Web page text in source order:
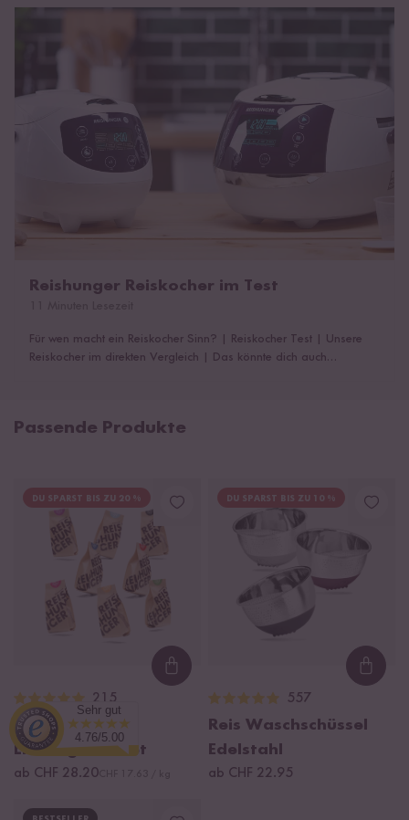
Reishunger Reiskocher im Test
Für wen macht ein Reiskocher Sinn? Reiskocher Test
Unsere
Reiskocher im direkten Vergleich
Das könnte dich auch
Passende Produkte
DU SPARST BIS ZU 20 %
Loading...
215
Finde deinen
Lieblingsreis Set
ab CHF 28.20
DU SPARST BIS ZU 10 %
557
Reis Waschschüssel
Edelstahl
ab CHF 22.95
Sehr gut
4.76/5.00